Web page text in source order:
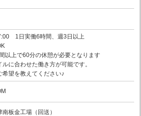
1日実働6時間、週3日以上
以上で60分の休憩が必要となります
ルに合わせた働き方が可能です。
希望を教えてください♪
板金工場（回送）